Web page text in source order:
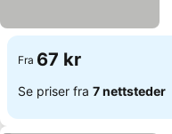
Fra 67 kr
Se priser fra 7 nettsteder